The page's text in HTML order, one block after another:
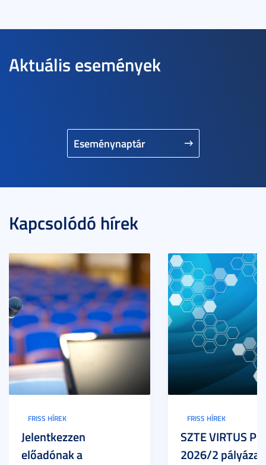
Aktuális események
Eseménynaptár
Kapcsolódó hírek
FRISS HÍREK
Jelentkezzen
előadónak a
FRISS HÍREK
SZTE VIRTUS
2026/2